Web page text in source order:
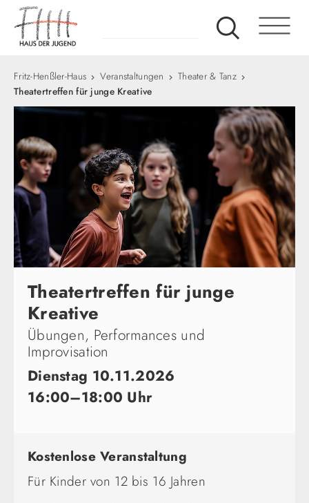
Fritz-Henßler-Haus Veranstaltungen
Theater & Tanz
Theatertreffen für junge Kreative
Theatertreffen für junge
Kreative
Übungen, Performances und
Improvisation
Dienstag 10.11.2026
16:00–18:00 Uhr
Kostenlose Veranstaltung
Für Kinder von 12 bis 16 Jahren